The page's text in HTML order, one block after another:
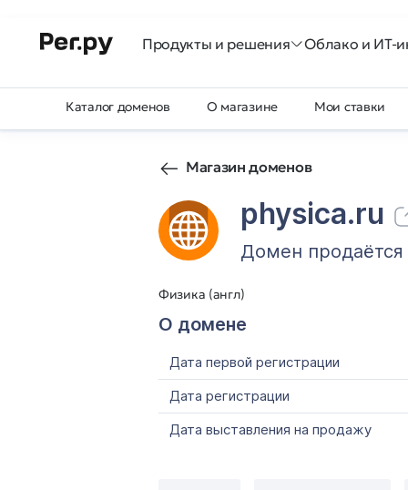
Продукты и решения Облако и ИТ-
Каталог доменов О магазине Мои ставки
Магазин доменов
physica.ru
Домен продаётся
Физика (англ)
О домене
Дата первой регистрации
Дата регистрации
Дата выставления на продажу